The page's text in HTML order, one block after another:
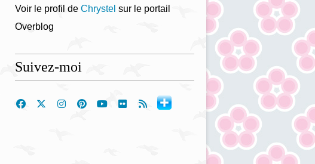
Voir le profil de Chrystel sur le portail
Overblog
Suivez-moi